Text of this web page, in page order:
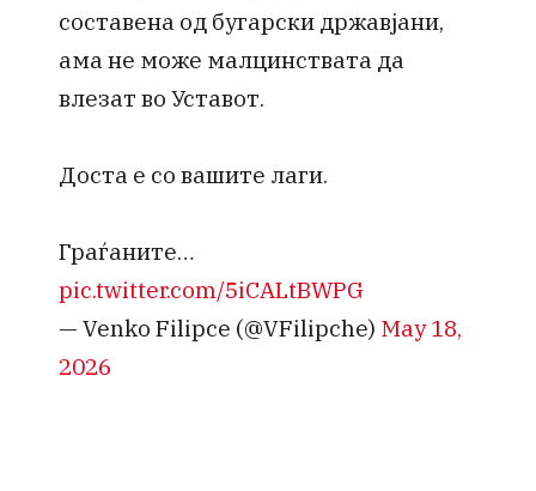
составена од бугарски државјани,
ама не може малцинствата да
влезат во Уставот.
Доста е со вашите лаги.
Граѓаните…
pic.twitter.com/5iCALtBWPG
— Venko Filipce (@VFilipche) May 18,
2026